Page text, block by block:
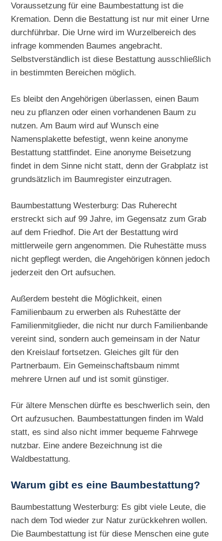
Voraussetzung für eine Baumbestattung ist die
Kremation. Denn die Bestattung ist nur mit einer Urne
durchführbar. Die Urne wird im Wurzelbereich des
infrage kommenden Baumes angebracht.
Selbstverständlich ist diese Bestattung ausschließlich
in bestimmten Bereichen möglich.
Es bleibt den Angehörigen überlassen, einen Baum
neu zu pflanzen oder einen vorhandenen Baum zu
nutzen. Am Baum wird auf Wunsch eine
Namensplakette befestigt, wenn keine anonyme
Bestattung stattfindet. Eine anonyme Beisetzung
findet in dem Sinne nicht statt, denn der Grabplatz ist
grundsätzlich im Baumregister einzutragen.
Baumbestattung Westerburg: Das Ruherecht
erstreckt sich auf 99 Jahre, im Gegensatz zum Grab
auf dem Friedhof. Die Art der Bestattung wird
mittlerweile gern angenommen. Die Ruhestätte muss
nicht gepflegt werden, die Angehörigen können jedoch
jederzeit den Ort aufsuchen.
Außerdem besteht die Möglichkeit, einen
Familienbaum zu erwerben als Ruhestätte der
Familienmitglieder, die nicht nur durch Familienbande
vereint sind, sondern auch gemeinsam in der Natur
den Kreislauf fortsetzen. Gleiches gilt für den
Partnerbaum. Ein Gemeinschaftsbaum nimmt
mehrere Urnen auf und ist somit günstiger.
Für ältere Menschen dürfte es beschwerlich sein, den
Ort aufzusuchen. Baumbestattungen finden im Wald
statt, es sind also nicht immer bequeme Fahrwege
nutzbar. Eine andere Bezeichnung ist die
Waldbestattung.
Warum gibt es eine Baumbestattung?
Baumbestattung Westerburg: Es gibt viele Leute, die
nach dem Tod wieder zur Natur zurückkehren wollen.
Die Baumbestattung ist für diese Menschen eine gute